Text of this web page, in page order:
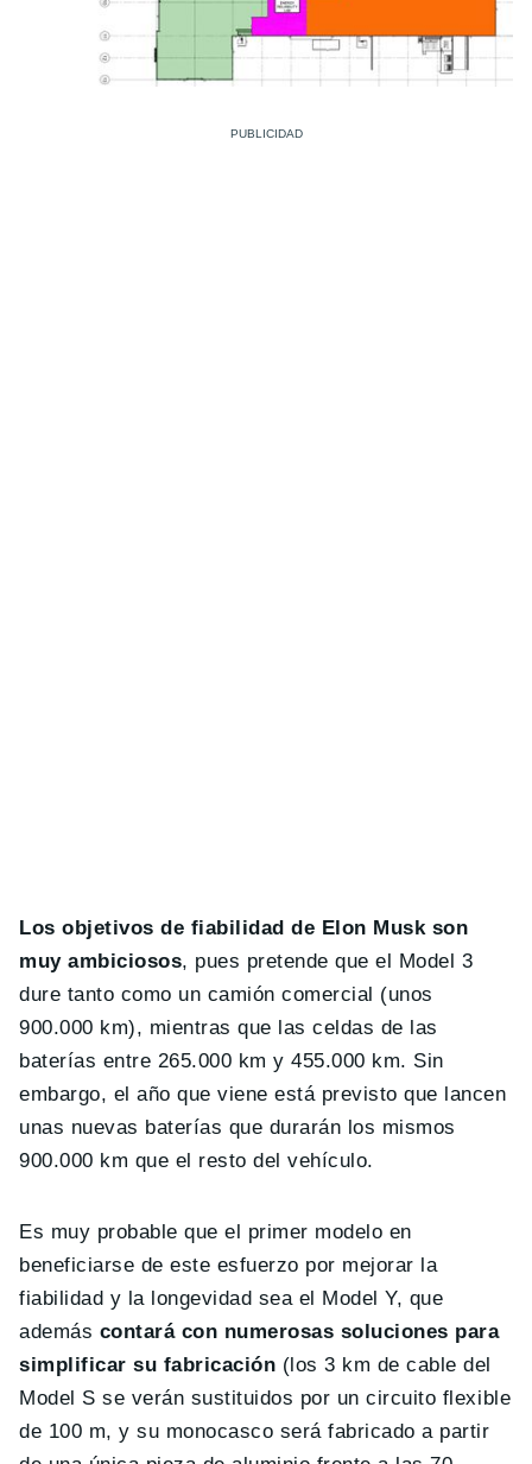
Los objetivos de fiabilidad de Elon Musk son
muy ambiciosos, pues pretende que el Model 3
dure tanto como un camión comercial (unos
900.000 km), mientras que las celdas de las
baterías entre 265.000 km y 455.000 km. Sin
embargo, el año que viene está previsto que lancen
unas nuevas baterías que durarán los mismos
900.000 km que el resto del vehículo.
Es muy probable que el primer modelo en
beneficiarse de este esfuerzo por mejorar la
fiabilidad y la longevidad sea el Model Y, que
además contará con numerosas soluciones para
simplificar su fabricación (los 3 km de cable del
Model S se verán sustituidos por un circuito flexible
de 100 m, y su monocasco será fabricado a partir